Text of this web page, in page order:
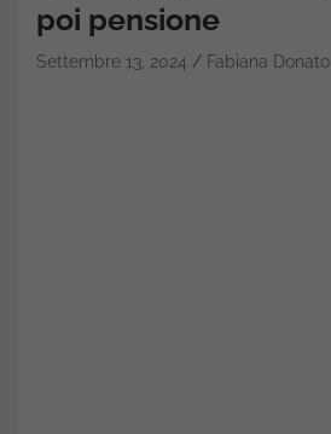
poi pensione
Settembre 13, 2024 Fabiana Donato